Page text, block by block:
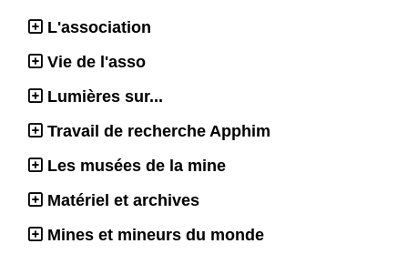
L'association
Vie de l'asso
Lumières sur...
Travail de recherche Apphim
Les musées de la mine
Matériel et archives
Mines et mineurs du monde